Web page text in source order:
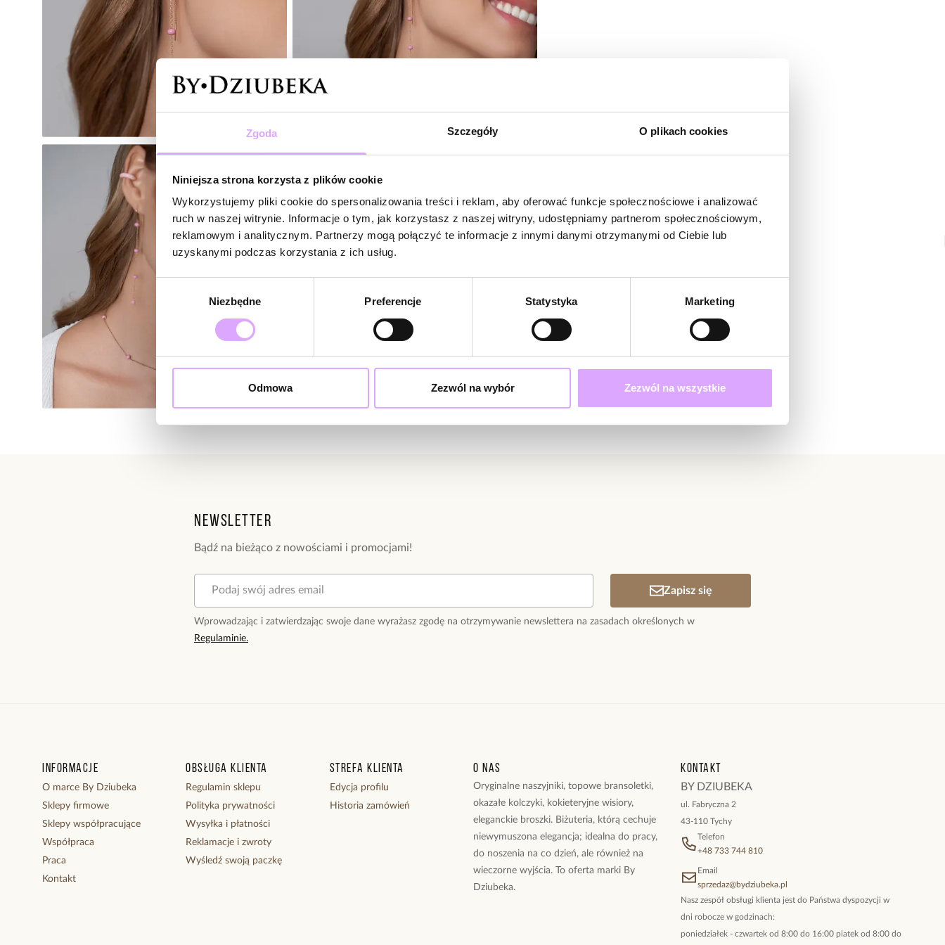
Zgoda Szczegóły O plikach cookies
Niniejsza strona korzysta z plików cookie
Wykorzystujemy pliki cookie do spersonalizowania treści i reklam, aby oferować funkcje społecznościowe i analizować
ruch w naszej witrynie. Informacje o tym, jak korzystasz z naszej witryny, udostępniamy partnerom społecznościowym,
reklamowym i analitycznym. Partnerzy mogą połączyć te informacje z innymi danymi otrzymanymi od Ciebie lub
uzyskanymi podczas korzystania z ich usług.
Niezbędne Preferencje Statystyka Marketing
Odmowa Zezwól na wybór Zezwól na wszystkie
Newsletter
Bądź na bieżąco z nowościami i promocjami!
Zapisz się
Wprowadzając i zatwierdzając swoje dane wyrażasz zgodę na otrzymywanie newslettera na zasadach określonych w
Regulaminie.
Informacje
O marce By Dziubeka
Sklepy firmowe
Sklepy współpracujące
Współpraca
Praca
Kontakt
Obsługa klienta
Regulamin sklepu
Polityka prywatności
Wysyłka i płatności
Reklamacje i zwroty
Wyśledź swoją paczkę
Strefa klienta
Edycja profilu
Historia zamówień
O nas
Oryginalne naszyjniki, topowe bransoletki,
okazałe kolczyki, kokieteryjne wisiory,
eleganckie broszki. Biżuteria, którą cechuje
niewymuszona elegancja; idealna do pracy,
do noszenia na co dzień, ale również na
wieczorne wyjścia. To oferta marki By
Dziubeka.
Kontakt
BY DZIUBEKA
ul. Fabryczna 2
43-110 Tychy
Telefon
+48 733 744 810
Email
sprzedaz@bydziubeka.pl
Nasz zespół obsługi klienta jest do Państwa dyspozycji w
dni robocze w godzinach:
poniedziałek - czwartek od 8:00 do 16:00 piatek od 8:00 do